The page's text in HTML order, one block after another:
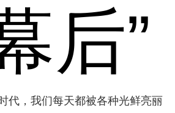
后”
代，我们每天都被各种光鲜亮丽